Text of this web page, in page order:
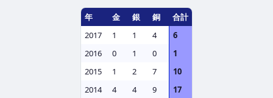
年 金 銀 銅
合計
2017
1 1 4
6
2016
0 1 0
1
2015
1 2 7
10
2014
4 4 9
17